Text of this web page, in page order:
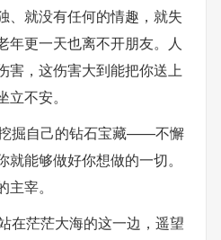
、就没有任何的情趣，就失
年更一天也离不开朋友。人
害，这伤害大到能把你送上
不安。
掘自己的钻石宝藏——不懈
能够做好你想做的一切。
宰。
在茫茫大海的这一边，遥望